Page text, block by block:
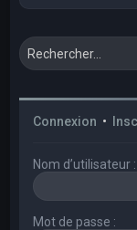
Connexion •
Nom d’utilisateur :
Mot de passe :